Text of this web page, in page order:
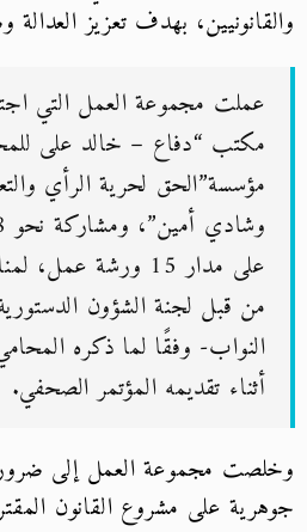
والقانونيين، بهدف تعزيز
عملت مجموعة العمل التي
مكتب “دفاع – خالد على
مؤسسة”الحق لحرية الرأي
على مدار 15 ورشة
من قبل لجنة الشؤون
النواب- وفقًا لما ذكره
أثناء تقديمه المؤتمر الصحفي.
وخلصت مجموعة العمل إلى
جوهرية على مشروع القانون